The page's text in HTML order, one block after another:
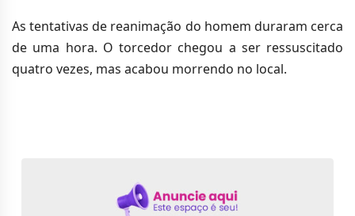
As tentativas de reanimação do homem duraram cerca
de uma hora. O torcedor chegou a ser ressuscitado
quatro vezes, mas acabou morrendo no local.